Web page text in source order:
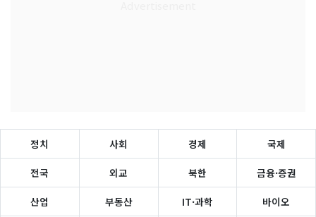
정치 사회 경제 국제
전국 외교 북한 금융·증권
산업 부동산 IT·과학 바이오